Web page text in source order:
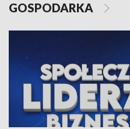
GOSPODARKA